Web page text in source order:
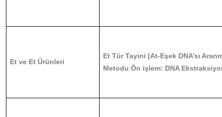
Et ve Et Ürünleri
Et Tür Tayini (At-Eşek DNA’sı
Metodu Ön işlem: DNA